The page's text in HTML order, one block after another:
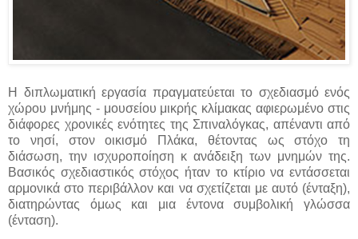
Η διπλωματική εργασία πραγματεύεται το σχεδιασμό ενός
χώρου μνήμης - μουσείου μικρής κλίμακας αφιερωμένο στις
διάφορες χρονικές ενότητες της Σπιναλόγκας, απέναντι από
το νησί, στον οικισμό Πλάκα, θέτοντας ως στόχο τη
διάσωση, την ισχυροποίηση κ ανάδειξη των μνημών της.
Βασικός σχεδιαστικός στόχος ήταν το κτίριο να εντάσσεται
αρμονικά στο περιβάλλον και να σχετίζεται με αυτό (ένταξη),
διατηρώντας όμως και μια έντονα συμβολική γλώσσα
(ένταση).